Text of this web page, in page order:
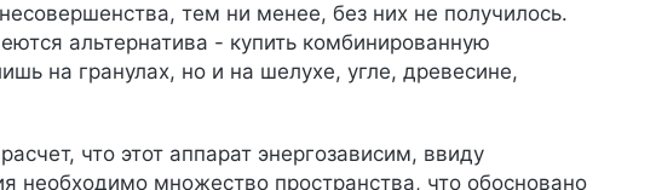
тем ни менее, без них не получилось.
альтернатива - купить комбинированную
на гранулах, но и на шелухе, угле, древесине,
что этот аппарат энергозависим, ввиду
необходимо множество пространства, что обосновано